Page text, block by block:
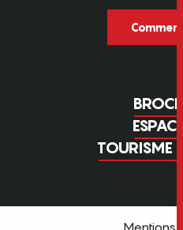
Comment
TOURISME